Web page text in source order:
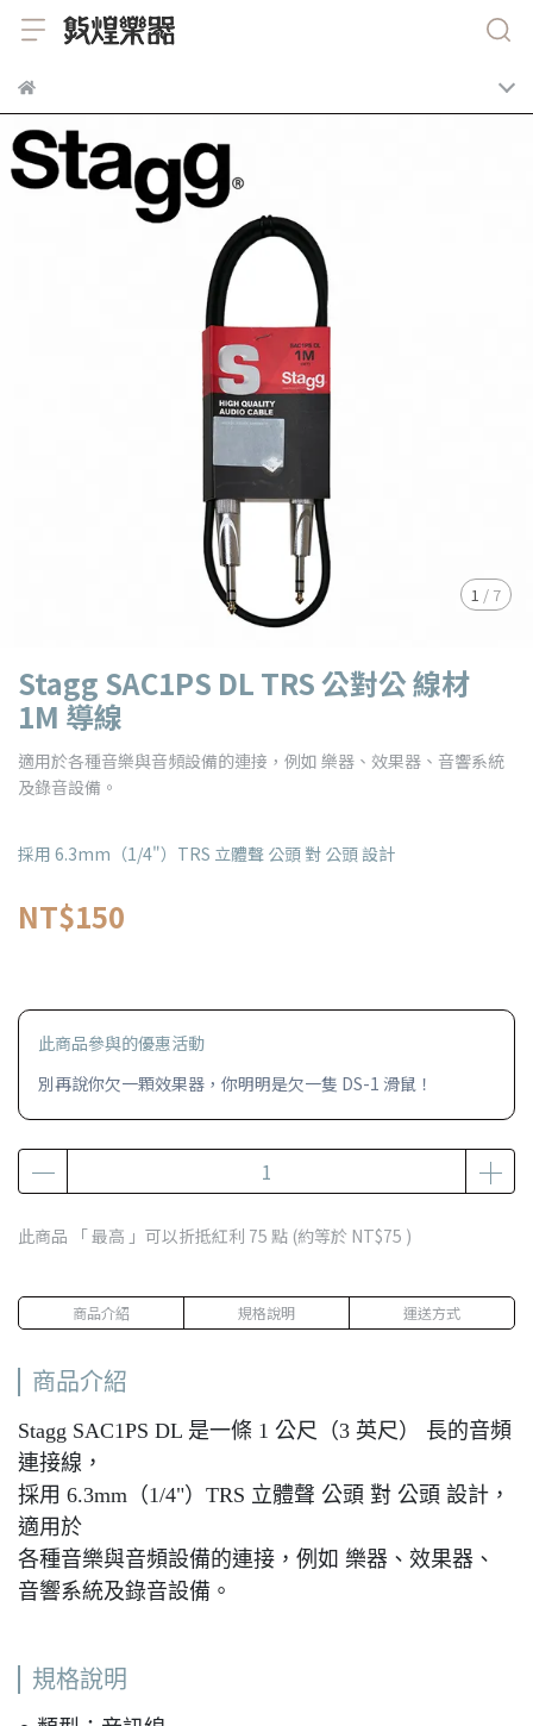
1 / 7
Stagg SAC1PS DL TRS 公對公 線材
1M 導線
適用於各種音樂與音頻設備的連接，例如 樂器、效果器、音響系統
及錄音設備。
採用 6.3mm（1/4"）TRS 立體聲 公頭 對 公頭 設計
NT$150
此商品參與的優惠活動
別再說你欠一顆效果器，你明明是欠一隻 DS-1 滑鼠！
此商品 「 最高 」可以折抵紅利 75 點 (約等於 NT$75 )
商品介紹 規格說明 運送方式
商品介紹
Stagg SAC1PS DL 是一條 1 公尺（3 英尺） 長的音頻
連接線，
採用 6.3mm（1/4"）TRS 立體聲 公頭 對 公頭 設計，
適用於
各種音樂與音頻設備的連接，例如 樂器、效果器、
音響系統及錄音設備。
規格說明